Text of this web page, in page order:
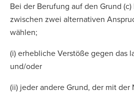
Bei der Berufung auf den Grund
zwischen zwei alternativen
wählen;
(i) erhebliche Verstöße gegen das
und/oder
(ii) jeder andere Grund, der mit der